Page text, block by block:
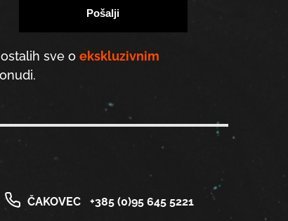
sve o ekskluzivnim
ČAKOVEC +385 (0)95 645 5221